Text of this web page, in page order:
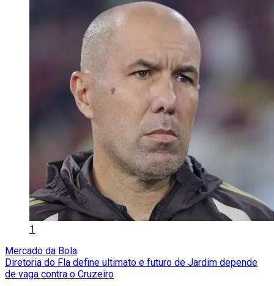
1
Mercado da Bola
Diretoria do Fla define ultimato e futuro de Jardim depende
de vaga contra o Cruzeiro